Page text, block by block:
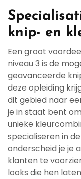
knip- en
Een groot
niveau 3 is de
geavanceerde
deze opleiding
dit gebied naar
je in staat bent
unieke
specialiseren in
onderscheid je je
klanten te
looks die hen